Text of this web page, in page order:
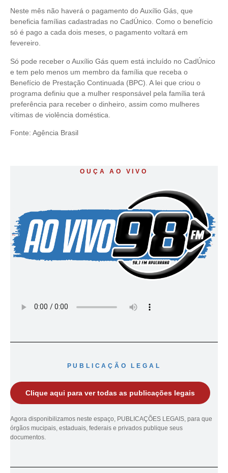
Neste mês não haverá o pagamento do Auxílio Gás, que
beneficia famílias cadastradas no CadÚnico. Como o benefício
só é pago a cada dois meses, o pagamento voltará em
fevereiro.
Só pode receber o Auxílio Gás quem está incluído no CadÚnico
e tem pelo menos um membro da família que receba o
Benefício de Prestação Continuada (BPC). A lei que criou o
programa definiu que a mulher responsável pela família terá
preferência para receber o dinheiro, assim como mulheres
vítimas de violência doméstica.
Fonte: Agência Brasil
OUÇA AO VIVO
PUBLICAÇÃO LEGAL
Clique aqui para ver todas as publicações legais
Agora disponibilizamos neste espaço, PUBLICAÇÕES LEGAIS, para que
órgãos mucipais, estaduais, federais e privados publique seus
documentos.